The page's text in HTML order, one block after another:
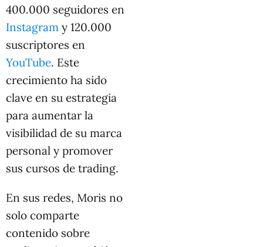
400.000 seguidores en
Instagram y 120.000
suscriptores en
YouTube. Este
crecimiento ha sido
clave en su estrategia
para aumentar la
visibilidad de su marca
personal y promover
sus cursos de trading.
En sus redes, Moris no
solo comparte
contenido sobre